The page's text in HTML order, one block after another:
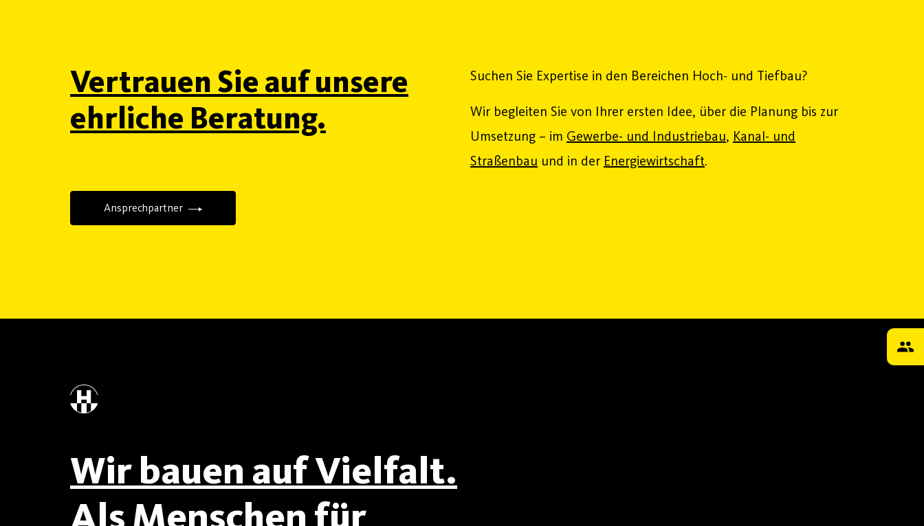
Vertrauen Sie auf unsere
ehrliche Beratung.
Ansprechpartner
Suchen Sie Expertise in den Bereichen Hoch- und Tiefbau?
Wir begleiten Sie von Ihrer ersten Idee, über die Planung bis zur
Umsetzung – im Gewerbe- und Industriebau, Kanal- und
Straßenbau und in der Energiewirtschaft.
Wir bauen auf Vielfalt.
Als Menschen für